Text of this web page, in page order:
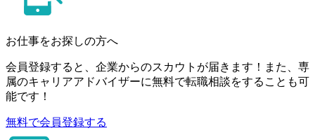
お仕事をお探しの方へ
会員登録すると、企業からのスカウトが届きます！また、専
属のキャリアアドバイザーに無料で転職相談をすることも可
能です！
無料で会員登録する